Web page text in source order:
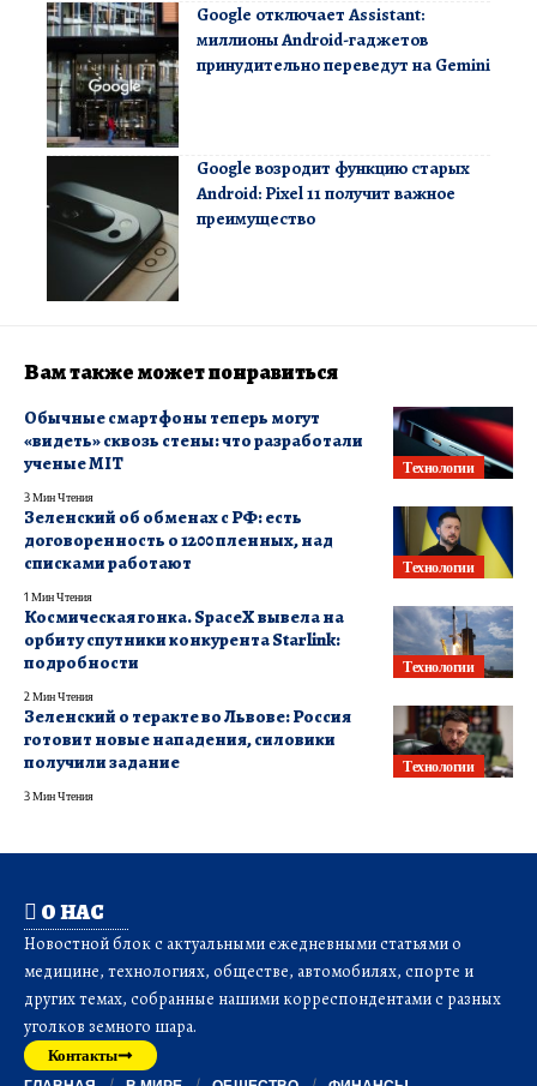
Google отключает Assistant:
миллионы Android-гаджетов
принудительно переведут на Gemini
Google возродит функцию старых
Android: Pixel 11 получит важное
преимущество
Вам также может понравиться
Технологии
Обычные смартфоны теперь могут
«видеть» сквозь стены: что разработали
ученые MIT
3 Мин Чтения
Технологии
Зеленский об обменах с РФ: есть
договоренность о 1200 пленных, над
списками работают
1 Мин Чтения
Технологии
Космическая гонка. SpaceX вывела на
орбиту спутники конкурента Starlink:
подробности
2 Мин Чтения
Технологии
Зеленский о теракте во Львове: Россия
готовит новые нападения, силовики
получили задание
3 Мин Чтения
О НАС
Новостной блок с актуальными ежедневными статьями о
медицине, технологиях, обществе, автомобилях, спорте и
других темах, собранные нашими корреспондентами с разных
уголков земного шара.
Контакты